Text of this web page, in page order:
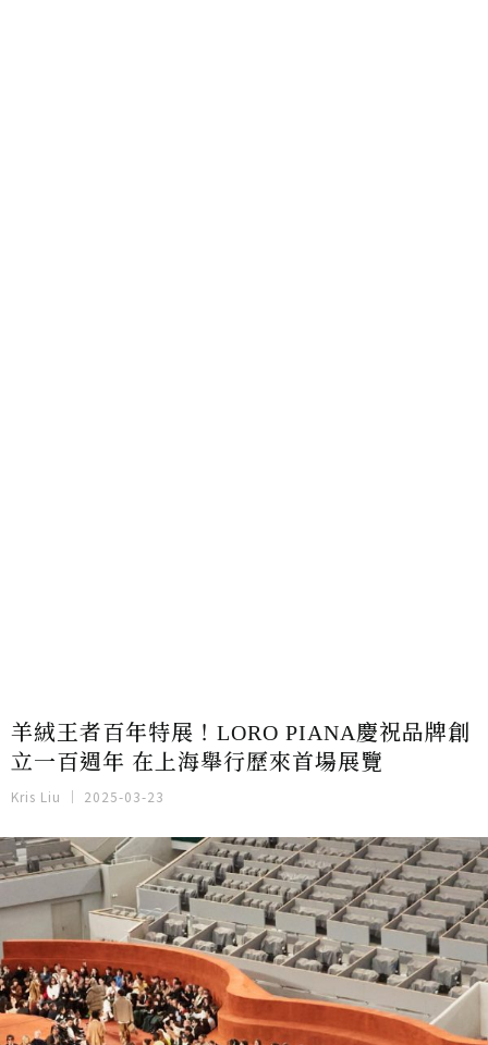
羊絨王者百年特展！LORO PIANA慶祝品牌創
立一百週年 在上海舉行歷來首場展覽
Kris Liu 2025-03-23